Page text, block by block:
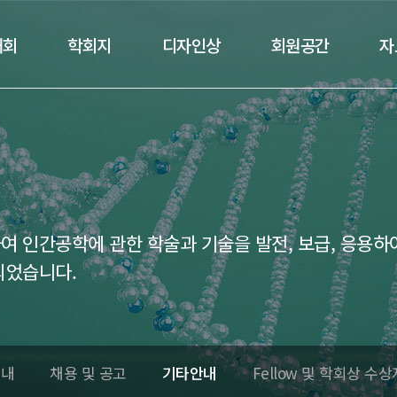
학회지 디자인상 회원공간
인간공학에 관한 학술과 기술을 발전, 보급, 응용하
습니다.
채용 및 공고 기타안내 Fellow 및 학회상 수상